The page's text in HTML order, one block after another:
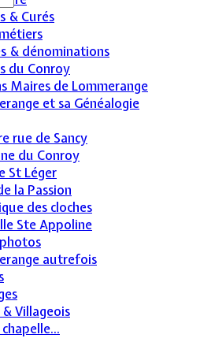
& Curés
& dénominations
du Conroy
Maires de Lommerange
et sa Généalogie
rue de Sancy
du Conroy
St Léger
la Passion
des cloches
Ste Appoline
autrefois
& Villageois